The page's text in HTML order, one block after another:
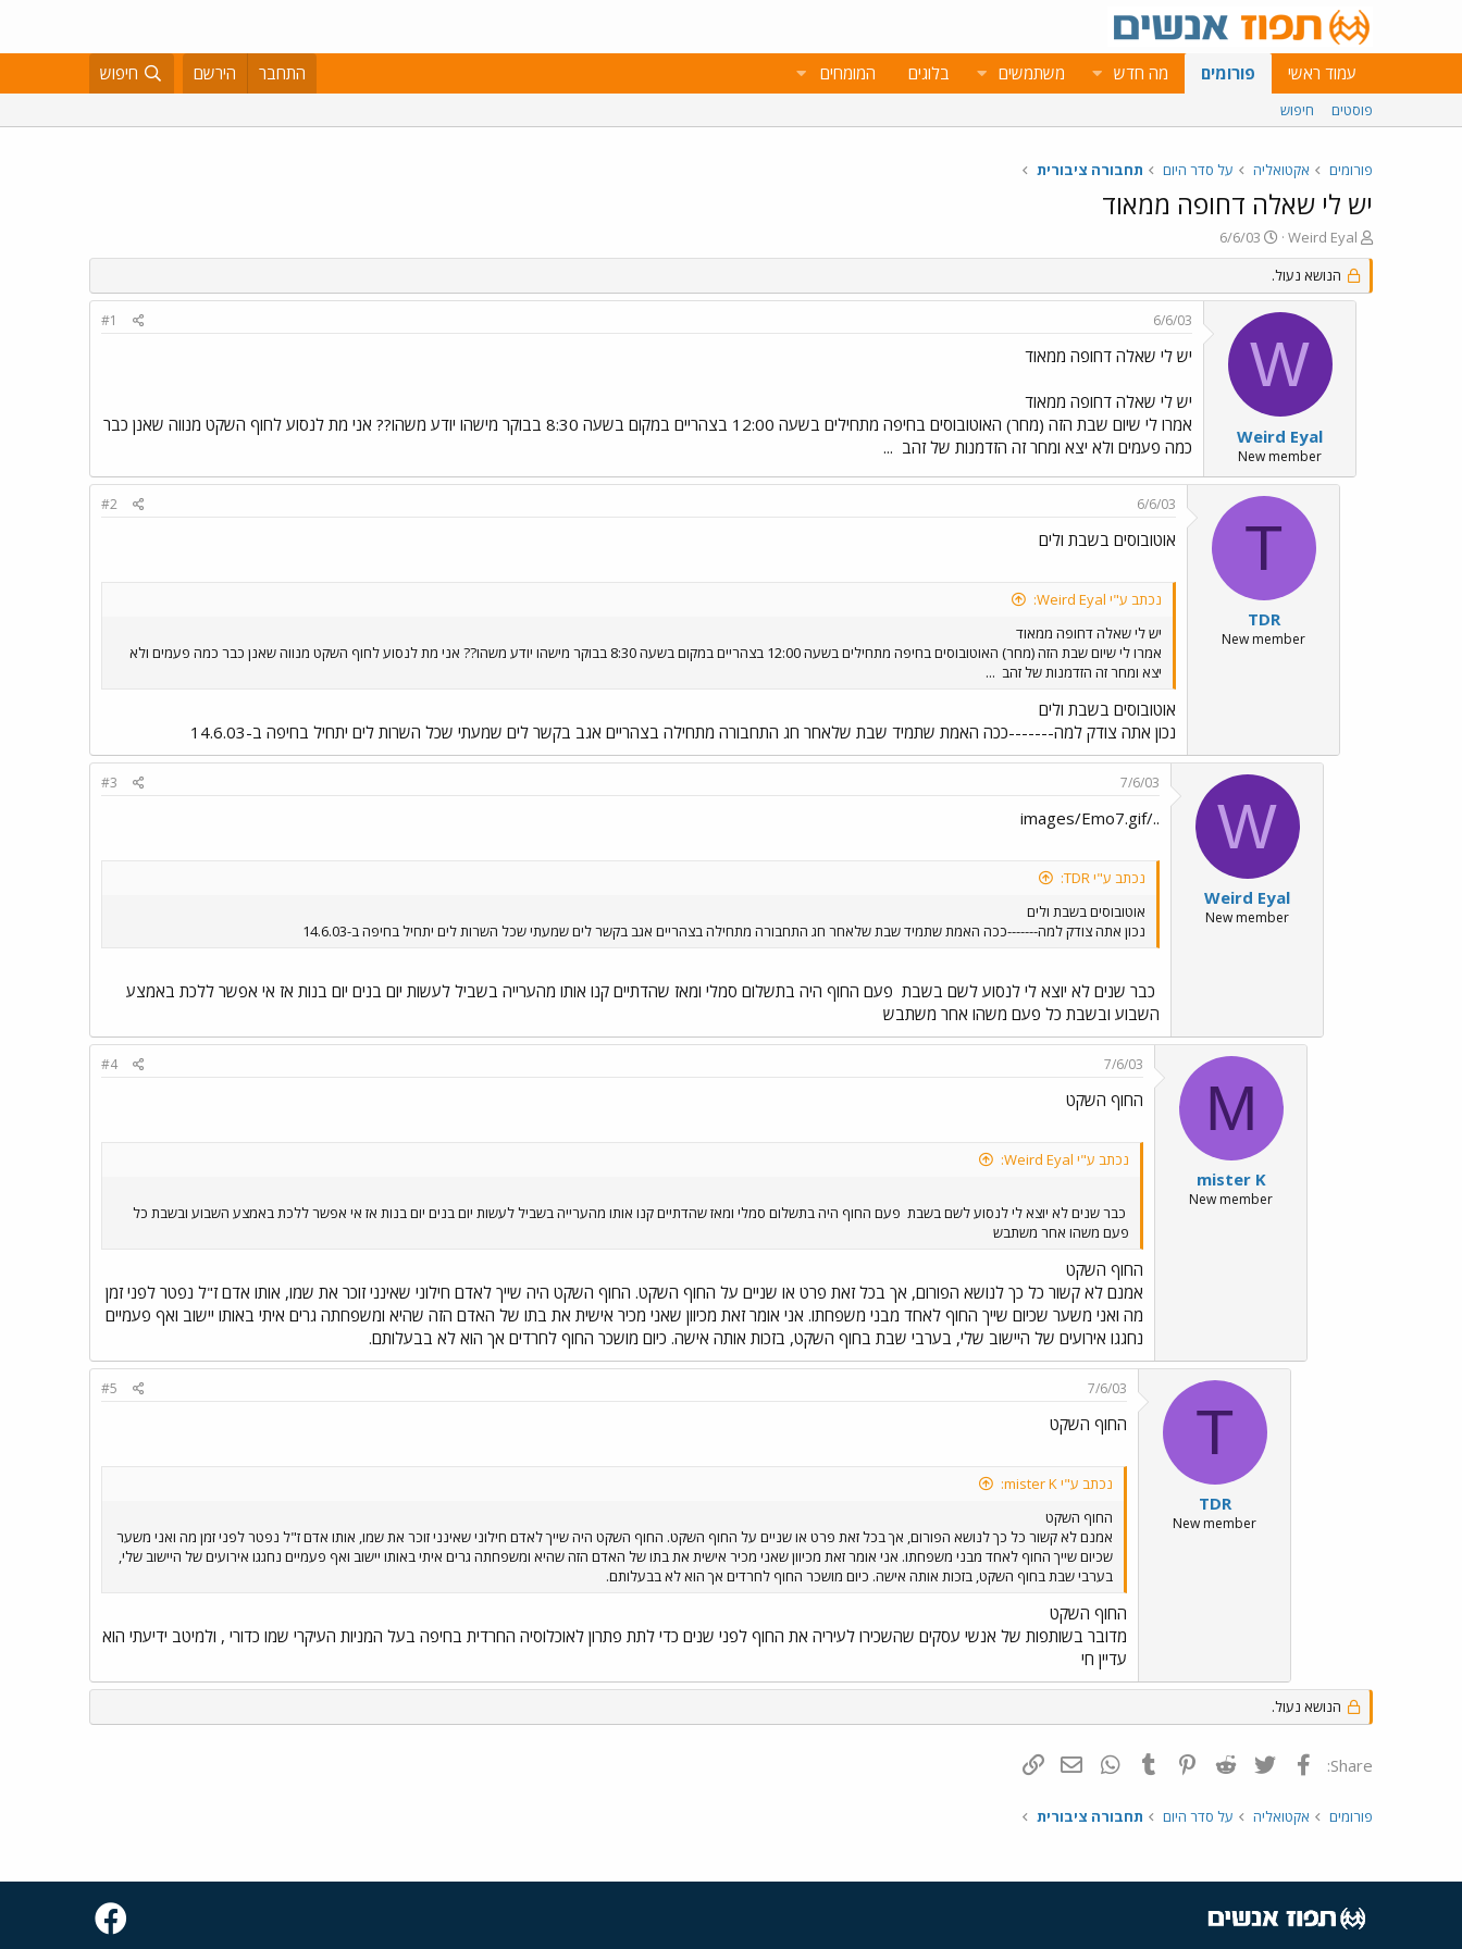
עמוד ראשי פורומים מה חדש משתמשים בלוגים המומחים התחבר הירשם חיפוש
פוסטים חיפוש
פורומים אקטואליה על סדר היום תחבורה ציבורית
יש לי שאלה דחופה ממאוד
פ
ו
ת
ח
Weird Eyal
פ
ו
ס
ם
ת
א
י
ך
6/6/03
הנושא נעול.
W
Weird Eyal
New member
6/6/03
#1
יש לי שאלה דחופה ממאוד
יש לי שאלה דחופה ממאוד
אמרו לי שיום שבת הזה (מחר) האוטובוסים בחיפה מתחילים בשעה 12:00 בצהריים במקום בשעה 8:30 בבוקר מישהו יודע משהו?? אני מת לנסוע לחוף השקט מנווה שאנן כבר
כמה פעמים ולא יצא ומחר זה הזדמנות של זהב ...
T
TDR
New member
6/6/03
#2
אוטובוסים בשבת ולים
נכתב ע"י Weird Eyal:
יש לי שאלה דחופה ממאוד
אמרו לי שיום שבת הזה (מחר) האוטובוסים בחיפה מתחילים בשעה 12:00 בצהריים במקום בשעה 8:30 בבוקר מישהו יודע משהו?? אני מת לנסוע לחוף השקט מנווה שאנן כבר כמה פעמים ולא
יצא ומחר זה הזדמנות של זהב ...
אוטובוסים בשבת ולים
נכון אתה צודק למה-------ככה האמת שתמיד שבת שלאחר חג התחבורה מתחילה בצהריים אגב בקשר לים שמעתי שכל השרות לים יתחיל בחיפה ב-14.6.03
W
Weird Eyal
New member
7/6/03
#3
../images/Emo7.gif
נכתב ע"י TDR:
אוטובוסים בשבת ולים
נכון אתה צודק למה-------ככה האמת שתמיד שבת שלאחר חג התחבורה מתחילה בצהריים אגב בקשר לים שמעתי שכל השרות לים יתחיל בחיפה ב-14.6.03
כבר שנים לא יוצא לי לנסוע לשם בשבת פעם החוף היה בתשלום סמלי ומאז שהדתיים קנו אותו מהערייה בשביל לעשות יום בנים יום בנות אז אי אפשר ללכת באמצע
השבוע ובשבת כל פעם משהו אחר משתבש
M
mister K
New member
7/6/03
#4
החוף השקט
נכתב ע"י Weird Eyal:
כבר שנים לא יוצא לי לנסוע לשם בשבת פעם החוף היה בתשלום סמלי ומאז שהדתיים קנו אותו מהערייה בשביל לעשות יום בנים יום בנות אז אי אפשר ללכת באמצע השבוע ובשבת כל
פעם משהו אחר משתבש
החוף השקט
אמנם לא קשור כל כך לנושא הפורום, אך בכל זאת פרט או שניים על החוף השקט. החוף השקט היה שייך לאדם חילוני שאינני זוכר את שמו, אותו אדם ז"ל נפטר לפני זמן
מה ואני משער שכיום שייך החוף לאחד מבני משפחתו. אני אומר זאת מכיוון שאני מכיר אישית את בתו של האדם הזה שהיא ומשפחתה גרים איתי באותו יישוב ואף פעמיים
נחגגו אירועים של היישוב שלי, בערבי שבת בחוף השקט, בזכות אותה אישה. כיום מושכר החוף לחרדים אך הוא לא בבעלותם.
T
TDR
New member
7/6/03
#5
החוף השקט
נכתב ע"י mister K:
החוף השקט
אמנם לא קשור כל כך לנושא הפורום, אך בכל זאת פרט או שניים על החוף השקט. החוף השקט היה שייך לאדם חילוני שאינני זוכר את שמו, אותו אדם ז"ל נפטר לפני זמן מה ואני משער
שכיום שייך החוף לאחד מבני משפחתו. אני אומר זאת מכיוון שאני מכיר אישית את בתו של האדם הזה שהיא ומשפחתה גרים איתי באותו יישוב ואף פעמיים נחגגו אירועים של היישוב שלי,
בערבי שבת בחוף השקט, בזכות אותה אישה. כיום מושכר החוף לחרדים אך הוא לא בבעלותם.
החוף השקט
מדובר בשותפות של אנשי עסקים שהשכירו לעיריה את החוף לפני שנים כדי לתת פתרון לאוכלוסיה החרדית בחיפה בעל המניות העיקרי שמו כדורי , ולמיטב ידיעתי הוא
עדיין חי
הנושא נעול.
Share: פייסבוק Twitter
Reddit
Pinterest
Tumblr
WhatsAppדואר אלקטרוני
פורומים אקטואליה על סדר היום תחבורה ציבורית